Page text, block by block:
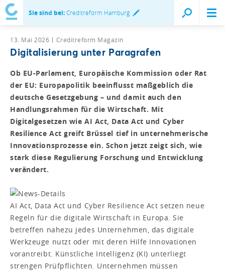
Sie sind bei:Creditreform Hamburg
13. Mai 2026 Creditreform Magazin
Digitalisierung unter Paragrafen
Ob EU-Parlament, Europäische Kommission oder Rat
der EU: Europapolitik beeinflusst maßgeblich die
deutsche Gesetzgebung – und damit auch den
Handlungsrahmen für die Wirtschaft. Mit
Digitalgesetzen wie AI Act, Data Act und Cyber
Resilience Act greift Brüssel tief in unternehmerische
Innovationsprozesse ein. Schon jetzt zeigt sich, wie
stark diese Regulierung Forschung und Entwicklung
verändert.
AI Act, Data Act und Cyber Resilience Act setzen neue
Regeln für die digitale Wirtschaft in Europa. Sie
betreffen nahezu jedes Unternehmen, das digitale
Werkzeuge nutzt oder mit deren Hilfe Innovationen
vorantreibt. Künstliche Intelligenz (KI) unterliegt
strengen Prüfpflichten. Unternehmen müssen